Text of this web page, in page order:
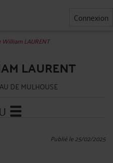
Connexion
LAURENT
LAURENT
DE MULHOUSE
Publié le 25/02/2025